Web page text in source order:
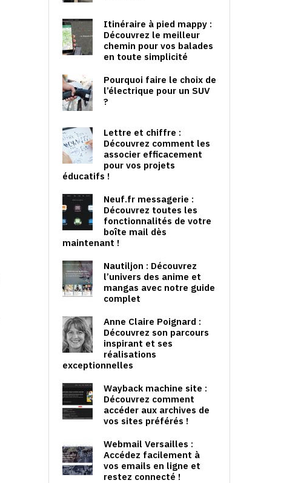
Itinéraire à pied mappy :
Découvrez le meilleur
chemin pour vos balades
en toute simplicité
Pourquoi faire le choix de
l’électrique pour un SUV
?
Lettre et chiffre :
Découvrez comment les
associer efficacement
pour vos projets
éducatifs !
Neuf.fr messagerie :
Découvrez toutes les
fonctionnalités de votre
boîte mail dès
maintenant !
Nautiljon : Découvrez
l’univers des anime et
mangas avec notre guide
complet
Anne Claire Poignard :
Découvrez son parcours
inspirant et ses
réalisations
exceptionnelles
Wayback machine site :
Découvrez comment
accéder aux archives de
vos sites préférés !
Webmail Versailles :
Accédez facilement à
vos emails en ligne et
restez connecté !